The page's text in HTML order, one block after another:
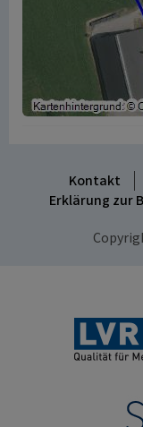
Kontakt
Erklärung zur